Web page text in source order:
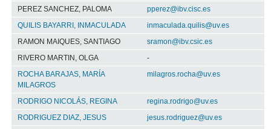
PEREZ SANCHEZ, PALOMA
pperez@ibv.cisc.es
QUILIS BAYARRI, INMACULADA
inmaculada.quilis@uv.es
RAMON MAIQUES, SANTIAGO
sramon@ibv.csic.es
RIVERO MARTIN, OLGA
-
ROCHA BARAJAS, MARÍA
MILAGROS
milagros.rocha@uv.es
RODRIGO NICOLÁS, REGINA
regina.rodrigo@uv.es
RODRIGUEZ DIAZ, JESUS
jesus.rodriguez@uv.es